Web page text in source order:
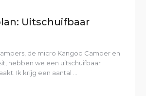
Uitschuifbaar
de micro Kangoo Camper en
hebben we een uitschuifbaar
Ik krijg een aantal …